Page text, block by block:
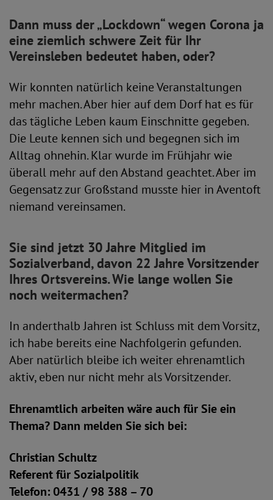
Dann muss der „Lockdown“ wegen Corona ja
eine ziemlich schwere Zeit für Ihr
Vereinsleben bedeutet haben, oder?
Wir konnten natürlich keine Veranstaltungen
mehr machen. Aber hier auf dem Dorf hat es für
das tägliche Leben kaum Einschnitte gegeben.
Die Leute kennen sich und begegnen sich im
Alltag ohnehin. Klar wurde im Frühjahr wie
überall mehr auf den Abstand geachtet. Aber im
Gegensatz zur Großstand musste hier in Aventoft
niemand vereinsamen.
Sie sind jetzt 30 Jahre Mitglied im
Sozialverband, davon 22 Jahre Vorsitzender
Ihres Ortsvereins. Wie lange wollen Sie
noch weitermachen?
In anderthalb Jahren ist Schluss mit dem Vorsitz,
ich habe bereits eine Nachfolgerin gefunden.
Aber natürlich bleibe ich weiter ehrenamtlich
aktiv, eben nur nicht mehr als Vorsitzender.
Ehrenamtlich arbeiten wäre auch für Sie ein
Thema? Dann melden Sie sich bei:
Christian Schultz
Referent für Sozialpolitik
Telefon: 0431 / 98 388 – 70